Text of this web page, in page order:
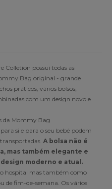
Colletion possui todas as
Bag original - grande
práticos, vários bolsos,
com um design novo e
da Mommy Bag
si e para o seu bebé podem
A bolsa não é
mas também elegante e
moderno e atual.
hospital mas também como
de fim-de-semana. Os vários